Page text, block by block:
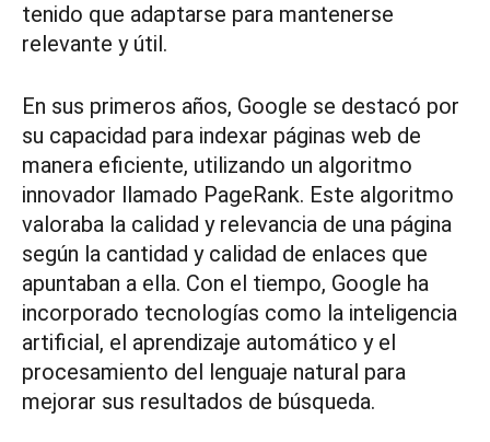
tenido que adaptarse para mantenerse
relevante y útil.
En sus primeros años, Google se destacó por
su capacidad para indexar páginas web de
manera eficiente, utilizando un algoritmo
innovador llamado PageRank. Este algoritmo
valoraba la calidad y relevancia de una página
según la cantidad y calidad de enlaces que
apuntaban a ella. Con el tiempo, Google ha
incorporado tecnologías como la inteligencia
artificial, el aprendizaje automático y el
procesamiento del lenguaje natural para
mejorar sus resultados de búsqueda.